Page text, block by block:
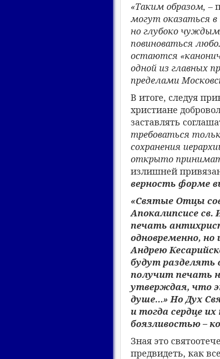
«Таким образом, –
могут оказаться
но глубоко
повиноваться
остаются
одной из главных
пределами
В итоге, следуя
христиане
заставлять
требоваться
сохранения
открыто
излишней
верность форме
«Святые Отцы
Апокалипсисе
печать
одновременно, но
Андрею
будут разделять
получит печать
утверждая, что
душе…» Но Дух
и тогда сердце
боязливостью –
Зная это
предвидеть, как